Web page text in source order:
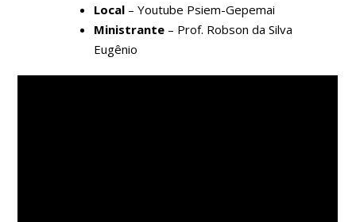
Local – Youtube Psiem-Gepemai
Ministrante – Prof. Robson da Silva
Eugênio